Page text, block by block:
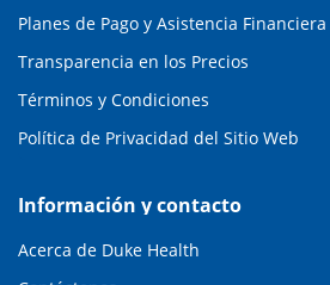
Planes de Pago y Asistencia Financiera
Transparencia en los Precios
Términos y Condiciones
Política de Privacidad del Sitio Web
Información y contacto
Acerca de Duke Health